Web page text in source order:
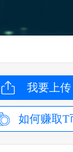
我要上传
如何赚取T